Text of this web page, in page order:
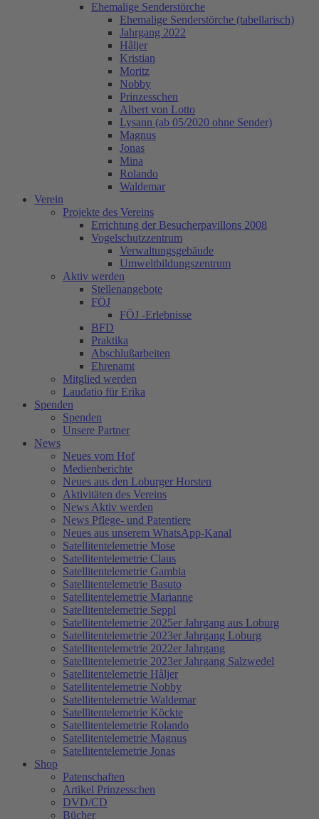
Ehemalige Senderstörche
Ehemalige Senderstörche (tabellarisch)
Jahrgang 2022
Håljer
Kristian
Moritz
Nobby
Prinzesschen
Albert von Lotto
Lysann (ab 05/2020 ohne Sender)
Magnus
Jonas
Mina
Rolando
Waldemar
Verein
Projekte des Vereins
Errichtung der Besucherpavillons 2008
Vogelschutzzentrum
Verwaltungsgebäude
Umweltbildungszentrum
Aktiv werden
Stellenangebote
FÖJ
FÖJ -Erlebnisse
BFD
Praktika
Abschlußarbeiten
Ehrenamt
Mitglied werden
Laudatio für Erika
Spenden
Spenden
Unsere Partner
News
Neues vom Hof
Medienberichte
Neues aus den Loburger Horsten
Aktivitäten des Vereins
News Aktiv werden
News Pflege- und Patentiere
Neues aus unserem WhatsApp-Kanal
Satellitentelemetrie Mose
Satellitentelemetrie Claus
Satellitentelemetrie Gambia
Satellitentelemetrie Basuto
Satellitentelemetrie Marianne
Satellitentelemetrie Seppl
Satellitentelemetrie 2025er Jahrgang aus Loburg
Satellitentelemetrie 2023er Jahrgang Loburg
Satellitentelemetrie 2022er Jahrgang
Satellitentelemetrie 2023er Jahrgang Salzwedel
Satellitentelemetrie Håljer
Satellitentelemetrie Nobby
Satellitentelemetrie Waldemar
Satellitentelemetrie Köckte
Satellitentelemetrie Rolando
Satellitentelemetrie Magnus
Satellitentelemetrie Jonas
Shop
Patenschaften
Artikel Prinzesschen
DVD/CD
Bücher